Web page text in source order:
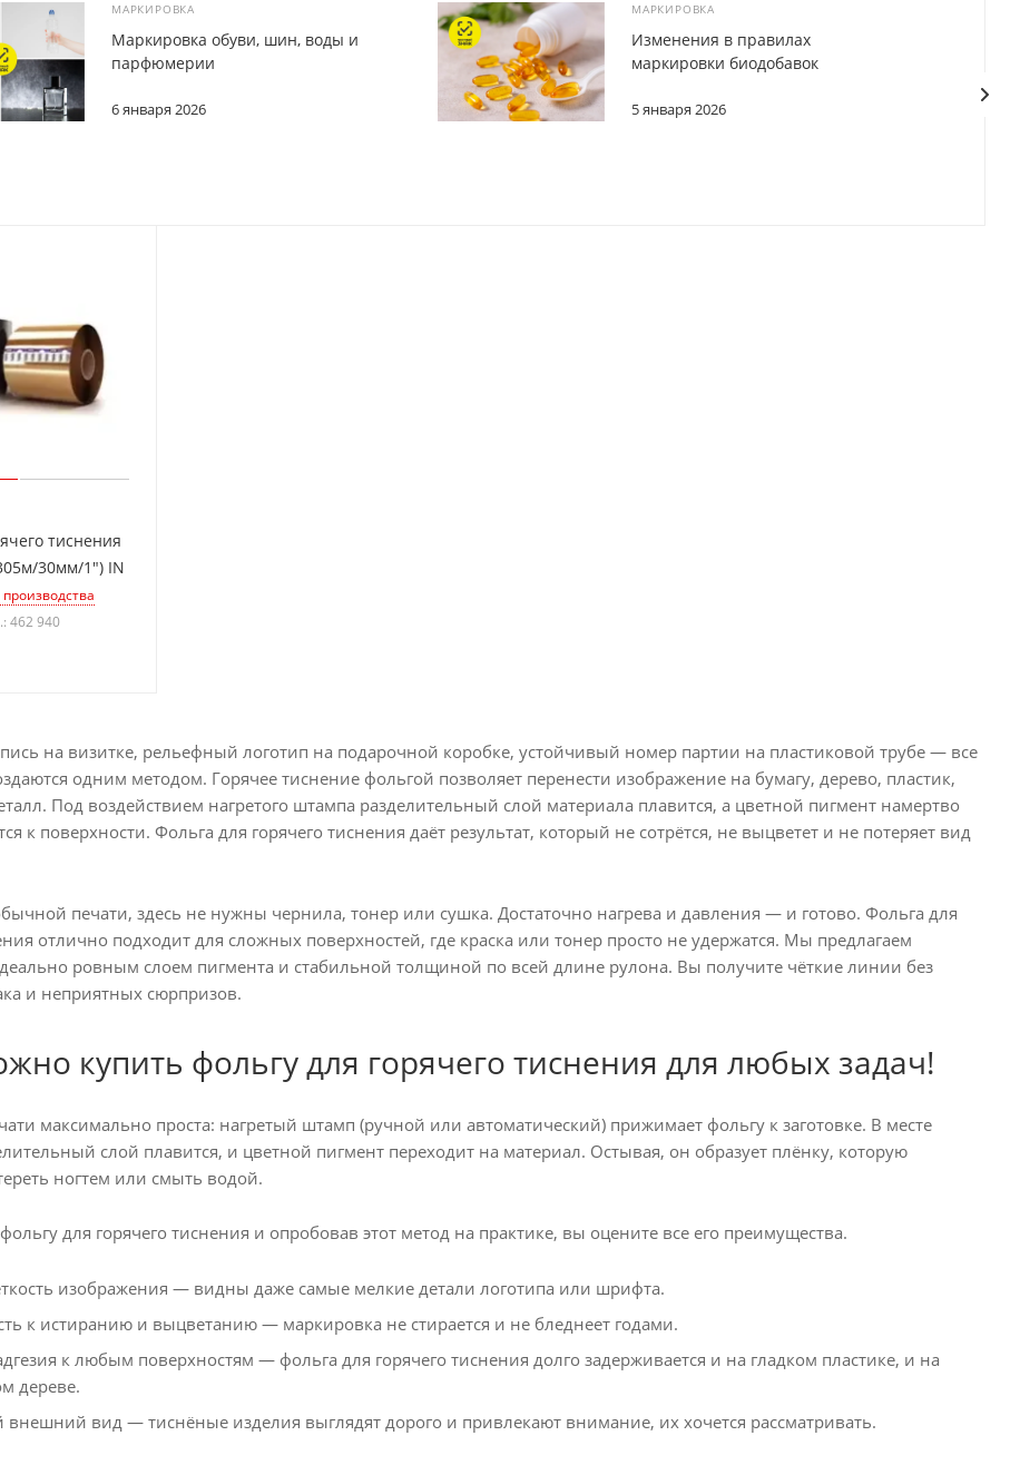
МАРКИРОВКА
6 января 2026
Маркировка обуви, шин, воды и
парфюмерии
МАРКИРОВКА
5 января 2026
Изменения в правилах
маркировки биодобавок
тиснения
30мм/1") IN
462 940
на визитке, рельефный логотип на подарочной коробке, устойчивый номер партии на пластиковой трубе — все
одним методом. Горячее тиснение фольгой позволяет перенести изображение на бумагу, дерево, пластик,
Под воздействием нагретого штампа разделительный слой материала плавится, а цветной пигмент намертво
к поверхности. Фольга для горячего тиснения даёт результат, который не сотрётся, не выцветет и не потеряет вид
печати, здесь не нужны чернила, тонер или сушка. Достаточно нагрева и давления — и готово. Фольга для
отлично подходит для сложных поверхностей, где краска или тонер просто не удержатся. Мы предлагаем
ровным слоем пигмента и стабильной толщиной по всей длине рулона. Вы получите чёткие линии без
и неприятных сюрпризов.
купить фольгу для горячего тиснения для любых задач!
максимально проста: нагретый штамп (ручной или автоматический) прижимает фольгу к заготовке. В месте
слой плавится, и цветной пигмент переходит на материал. Остывая, он образует плёнку, которую
ногтем или смыть водой.
для горячего тиснения и опробовав этот метод на практике, вы оцените все его преимущества.
изображения — видны даже самые мелкие детали логотипа или шрифта.
к истиранию и выцветанию — маркировка не стирается и не бледнеет годами.
к любым поверхностям — фольга для горячего тиснения долго задерживается и на гладком пластике, и на
дереве.
вид — тиснёные изделия выглядят дорого и привлекают внимание, их хочется рассматривать.